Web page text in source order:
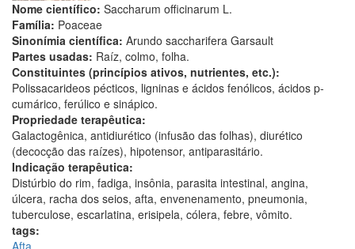
Nome científico: Saccharum officinarum L.
Família: Poaceae
Sinonímia científica: Arundo saccharifera Garsault
Partes usadas: Raíz, colmo, folha.
Constituintes (princípios ativos, nutrientes, etc.):
Polissacarideos pécticos, ligninas e ácidos fenólicos, ácidos p-
cumárico, ferúlico e sinápico.
Propriedade terapêutica:
Galactogênica, antidiurético (infusão das folhas), diurético
(decocção das raízes), hipotensor, antiparasitário.
Indicação terapêutica:
Distúrbio do rim, fadiga, insônia, parasita intestinal, angina,
úlcera, racha dos seios, afta, envenenamento, pneumonia,
tuberculose, escarlatina, erisipela, cólera, febre, vômito.
tags:
Afta